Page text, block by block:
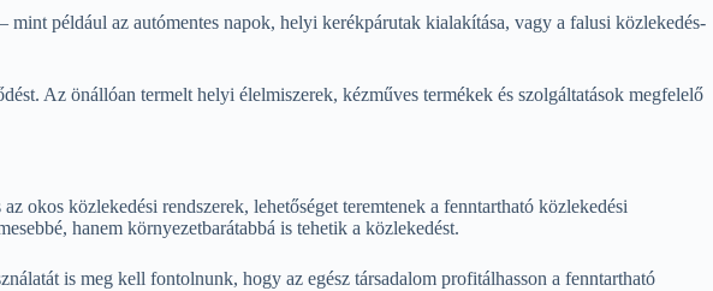
mint például az autómentes napok, helyi kerékpárutak kialakítása, vagy a falusi közlekedés-
Az önállóan termelt helyi élelmiszerek, kézműves termékek és szolgáltatások megfelelő
okos közlekedési rendszerek, lehetőséget teremtenek a fenntartható közlekedési
hanem környezetbarátabbá is tehetik a közlekedést.
is meg kell fontolnunk, hogy az egész társadalom profitálhasson a fenntartható